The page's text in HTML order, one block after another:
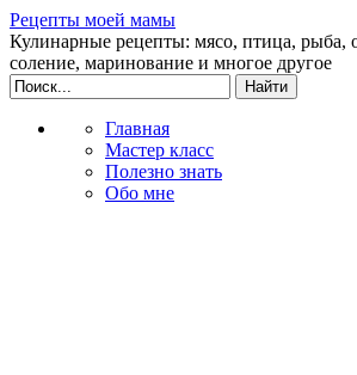
Рецепты моей мамы
Кулинарные рецепты: мясо, птица, рыба,
соление, маринование и многое другое
Главная
Мастер класс
Полезно знать
Обо мне